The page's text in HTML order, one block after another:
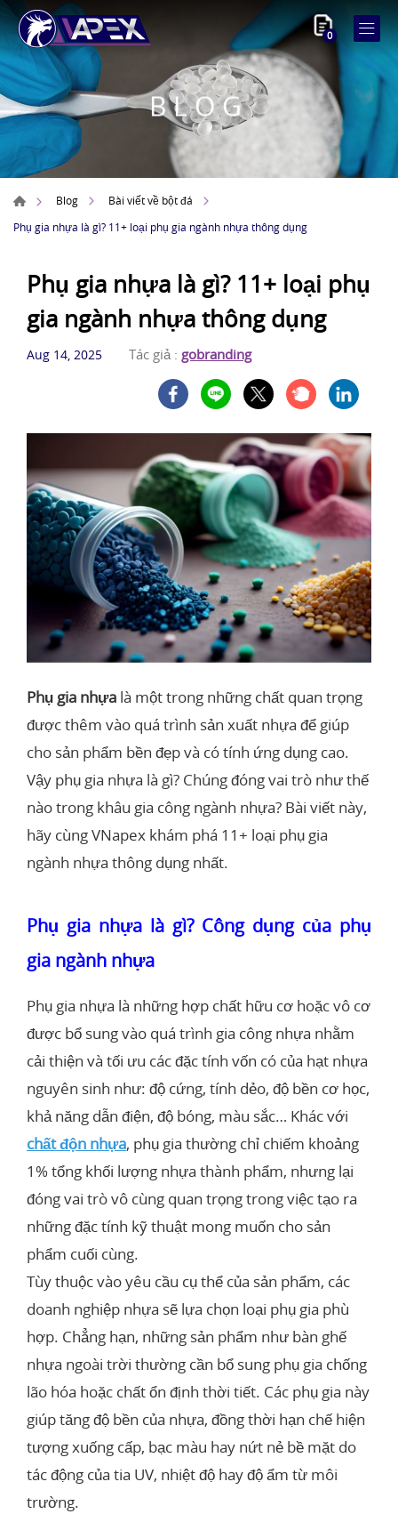
0
BLOG
Blog
Bài viết về bột đá
Phụ gia nhựa là gì? 11+ loại phụ gia ngành nhựa thông dụng
Phụ gia nhựa là gì? 11+ loại phụ
gia ngành nhựa thông dụng
Aug 14, 2025 Tác giả : gobranding
Phụ gia nhựa là một trong những chất quan trọng
được thêm vào quá trình sản xuất nhựa để giúp
cho sản phẩm bền đẹp và có tính ứng dụng cao.
Vậy phụ gia nhựa là gì? Chúng đóng vai trò như thế
nào trong khâu gia công ngành nhựa? Bài viết này,
hãy cùng VNapex khám phá 11+ loại phụ gia
ngành nhựa thông dụng nhất.
Phụ gia nhựa là gì? Công dụng của phụ
gia ngành nhựa
Phụ gia nhựa là những hợp chất hữu cơ hoặc vô cơ
được bổ sung vào quá trình gia công nhựa nhằm
cải thiện và tối ưu các đặc tính vốn có của hạt nhựa
nguyên sinh như: độ cứng, tính dẻo, độ bền cơ học,
khả năng dẫn điện, độ bóng, màu sắc… Khác với
chất độn nhựa, phụ gia thường chỉ chiếm khoảng
1% tổng khối lượng nhựa thành phẩm, nhưng lại
đóng vai trò vô cùng quan trọng trong việc tạo ra
những đặc tính kỹ thuật mong muốn cho sản
phẩm cuối cùng.
Tùy thuộc vào yêu cầu cụ thể của sản phẩm, các
doanh nghiệp nhựa sẽ lựa chọn loại phụ gia phù
hợp. Chẳng hạn, những sản phẩm như bàn ghế
nhựa ngoài trời thường cần bổ sung phụ gia chống
lão hóa hoặc chất ổn định thời tiết. Các phụ gia này
giúp tăng độ bền của nhựa, đồng thời hạn chế hiện
tượng xuống cấp, bạc màu hay nứt nẻ bề mặt do
tác động của tia UV, nhiệt độ hay độ ẩm từ môi
trường.